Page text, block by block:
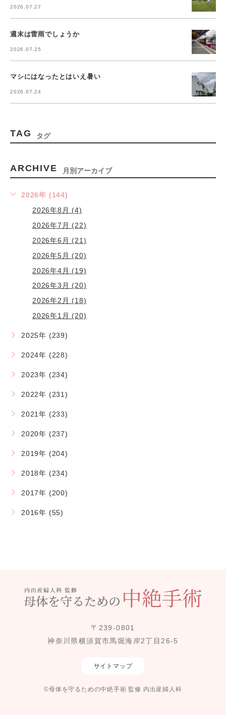
2026.07.27
週末は雷雨でしょうか
2026.07.25
マシにはなったとはいえ暑い
2026.07.24
TAG タグ
ARCHIVE 月別アーカイブ
2026年 (144)
2026年8月 (4)
2026年7月 (22)
2026年6月 (21)
2026年5月 (20)
2026年4月 (19)
2026年3月 (20)
2026年2月 (18)
2026年1月 (20)
2025年 (239)
2024年 (228)
2023年 (234)
2022年 (231)
2021年 (233)
2020年 (237)
2019年 (204)
2018年 (234)
2017年 (200)
2016年 (55)
〒239-0801
神奈川県横須賀市馬堀海岸2丁目26-5
サイトマップ
©母体を守るための中絶手術 監修 内出産婦人科